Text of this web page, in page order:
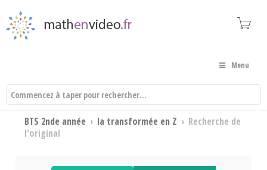
Menu
BTS 2nde année › la transformée en Z › Recherche de
l'original